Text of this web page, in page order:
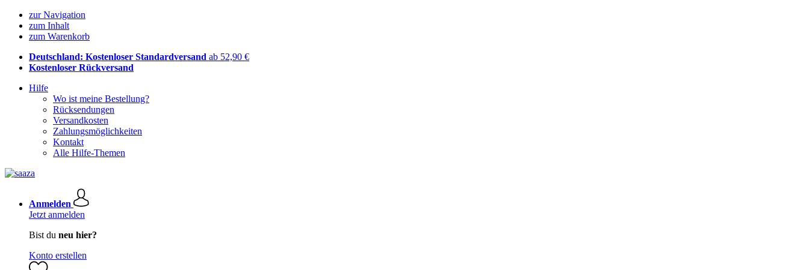
zur Navigation
zum Inhalt
zum Warenkorb
Deutschland: Kostenloser Standardversand ab 52,90 €
Kostenloser Rückversand
Hilfe
Wo ist meine Bestellung?
Rücksendungen
Versandkosten
Zahlungsmöglichkeiten
Kontakt
Alle Hilfe-Themen
Anmelden
Jetzt anmelden
Bist du neu hier?
Konto erstellen